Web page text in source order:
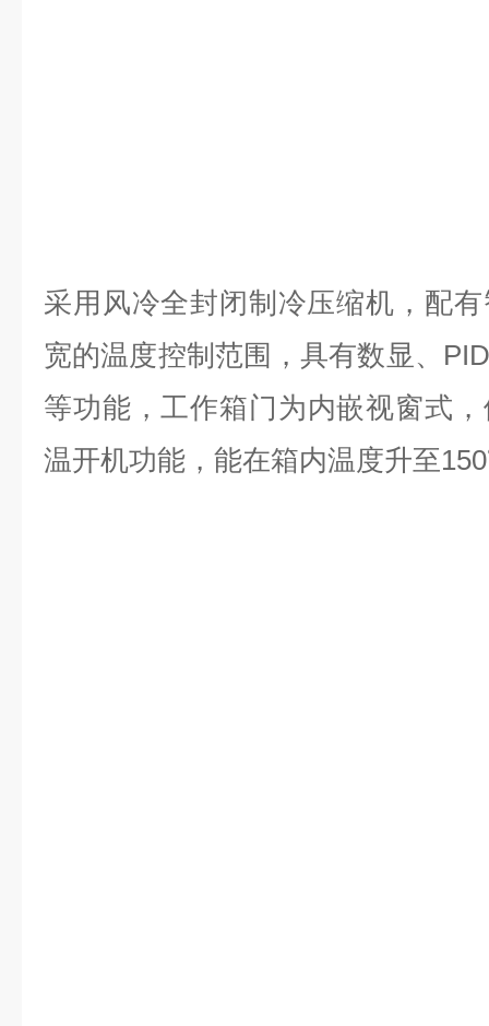
采用风冷全封闭制冷压缩机，配
宽的温度控制范围，具有数显、
等功能，工作箱门为内嵌视窗式
温开机功能，能在箱内温度升至